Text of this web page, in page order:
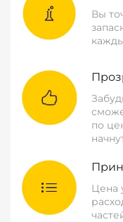
Вы
по
Цена